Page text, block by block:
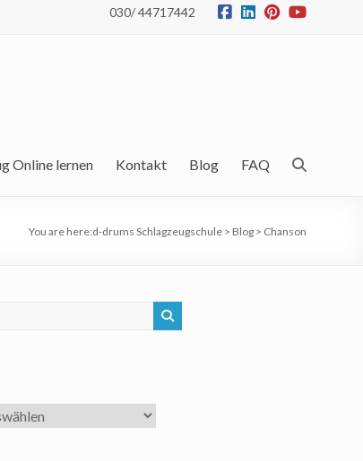
030/ 44717442
Online lernen Kontakt Blog FAQ
You are here:d-drums Schlagzeugschule > Blog > Chanson